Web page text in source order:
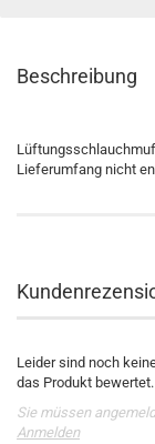
Beschreibung
Lieferumfang nicht
Leider sind noch
das Produkt bewertet.
Sie müssen
Anmelden